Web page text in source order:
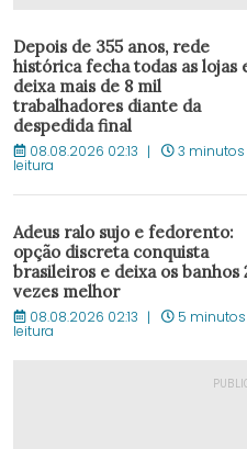
Depois de 355 anos, rede
histórica fecha todas as lojas
deixa mais de 8 mil
trabalhadores diante da
despedida final
08.08.2026 02:13 3 minutos
leitura
Adeus ralo sujo e fedorento:
opção discreta conquista
brasileiros e deixa os banhos
vezes melhor
08.08.2026 02:13 5 minutos
leitura